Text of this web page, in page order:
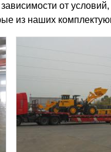
от
из наших